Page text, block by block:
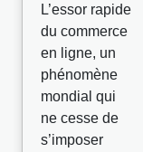
L’essor rapide
du commerce
en ligne, un
phénomène
mondial qui
ne cesse de
s’imposer